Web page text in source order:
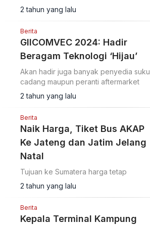
2 tahun yang lalu
Berita
GIICOMVEC 2024: Hadir
Beragam Teknologi ‘Hijau’
Akan hadir juga banyak penyedia suku
cadang maupun peranti aftermarket
2 tahun yang lalu
Berita
Naik Harga, Tiket Bus AKAP
Ke Jateng dan Jatim Jelang
Natal
Tujuan ke Sumatera harga tetap
2 tahun yang lalu
Berita
Kepala Terminal Kampung